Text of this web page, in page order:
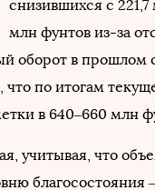
снизившихся с 221,7
млн фунтов из-за
оборот в прошлом
по итогам
в 640–660 млн
учитывая, что
благосостояния